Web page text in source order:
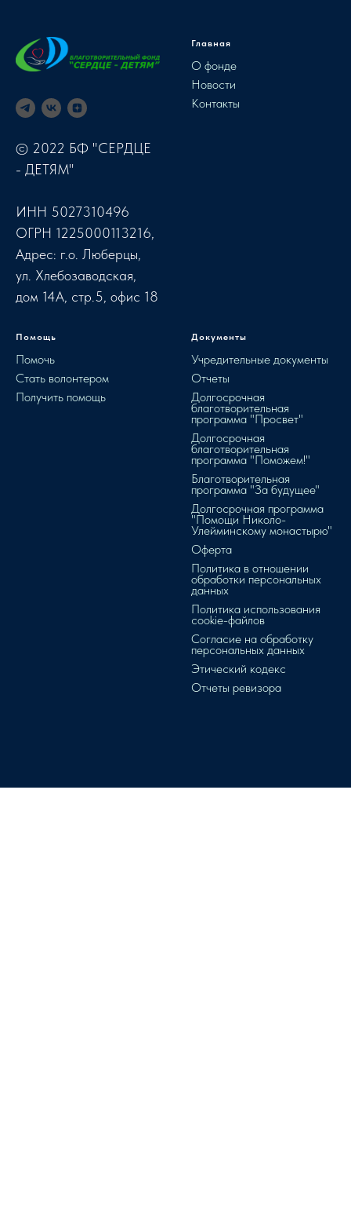
© 2022 БФ "СЕРДЦЕ
- ДЕТЯМ"
ИНН 5027310496
ОГРН 1225000113216,
Адрес: г.о. Люберцы,
ул. Хлебозаводская,
дом 14А, стр.5, офис 18
Главная
О фонде
Новости
Контакты
Помощь
Помочь
Стать волонтером
Получить помощь
Документы
Учредительные документы
Отчеты
Долгосрочная
благотворительная
программа "Просвет"
Долгосрочная
благотворительная
программа "Поможем!"
Благотворительная
программа "За будущее"
Долгосрочная программа
"Помощи Николо-
Улейминскому монастырю"
Оферта
Политика в отношении
обработки персональных
данных
Политика использования
cookie-файлов
Согласие на обработку
персональных данных
Этический кодекс
Отчеты ревизора